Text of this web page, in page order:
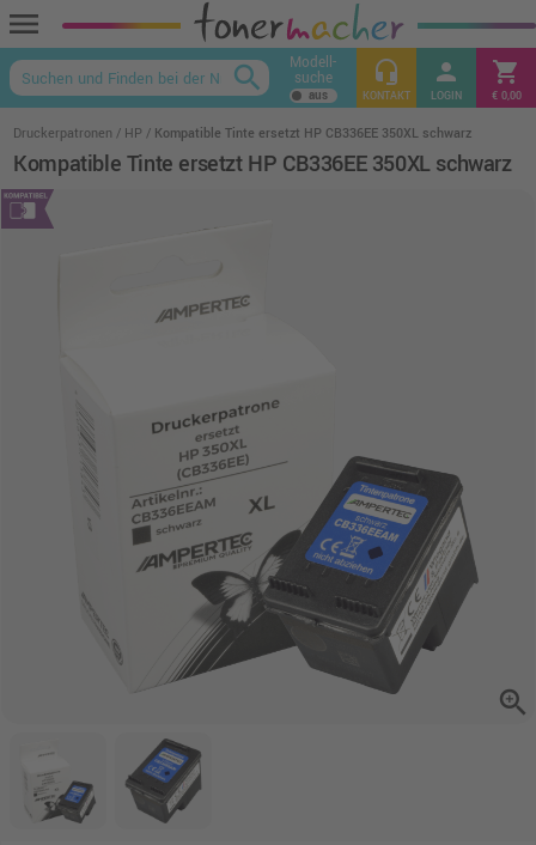
menu
keyboard_arrow_up
search Modell-
suche headset_mic
KONTAKT
person
LOGIN
shopping_cart
€ 0,00
Druckerpatronen HP Kompatible Tinte ersetzt HP CB336EE 350XL schwarz
Kompatible Tinte ersetzt HP CB336EE 350XL schwarz
zoom_in